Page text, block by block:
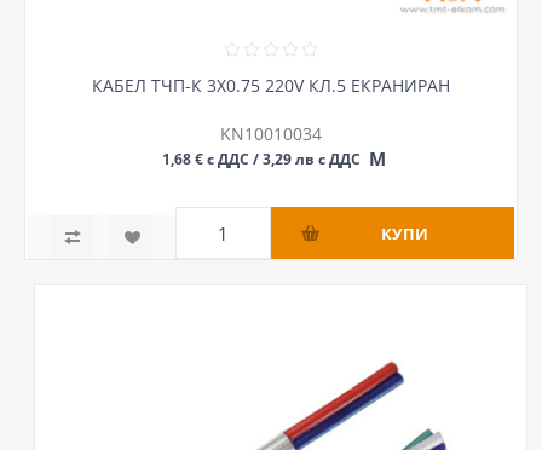
КАБЕЛ ТЧП-К 3Х0.75 220V КЛ.5 ЕКРАНИРАН
KN10010034
1,68 € с ДДС / 3,29 лв с ДДС М